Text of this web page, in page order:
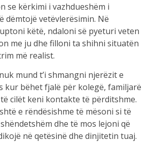
se kërkimi i vazhdueshëm i
dëmtojë vetëvlerësimin. Në
këtë, ndaloni së pyeturi veten
me ju dhe filloni ta shihni situatën
më realist.
mund t’i shmangni njerëzit e
kur bëhet fjalë për kolegë, familjarë
cilët keni kontakte të përditshme.
e rëndësishme të mësoni si të
dhe të mos lejoni që
në qetësinë dhe dinjitetin tuaj.